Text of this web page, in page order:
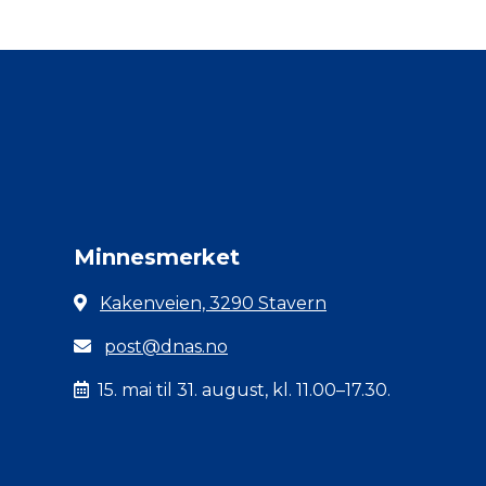
Minnesmerket
Kakenveien, 3290 Stavern
post@dnas.no
15. mai til 31. august, kl. 11.00–17.30.